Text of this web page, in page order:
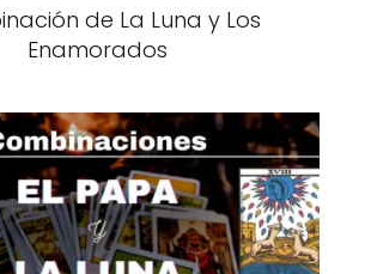
de La Luna y Los
Enamorados